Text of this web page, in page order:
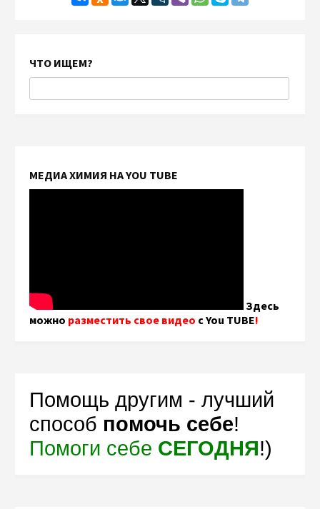
ЧТО ИЩЕМ?
МЕДИА ХИМИЯ НА YOU TUBE
Здесь
можно разместить свое видео с You TUBE!
Помощь другим - лучший
способ помочь себе!
Помоги себе СЕГОДНЯ!)